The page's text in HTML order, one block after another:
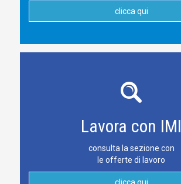
clicca qui
Lavora con IMI
consulta la sezione con
le offerte di lavoro